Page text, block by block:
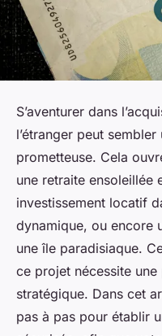
S’aventurer dans
l’étranger peut
prometteuse. Cela
une retraite ensoleillée
investissement locatif
dynamique, ou encore
une île paradisiaque.
ce projet nécessite
stratégique. Dans cet
pas à pas pour établir